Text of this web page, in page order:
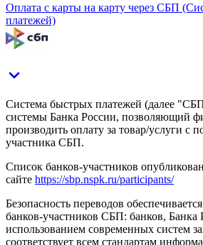
Оплата с карты на карту через СБП
платежей)
Система быстрых платежей (далее
системы Банка России, позволяющий
производить оплату за товар/услуги с
участника СБП.
Список банков-участников
сайте https://sbp.nspk.ru/participants/
Безопасность переводов
банков-участников СБП: банков,
использованием современных систем
соответствует всем стандартам